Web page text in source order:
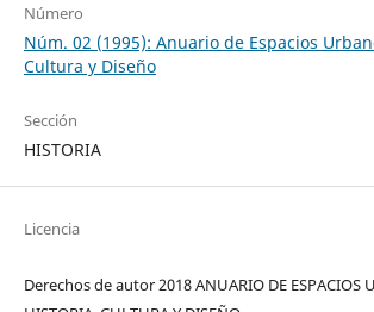
Número
Núm. 02 (1995): Anuario de Espacios
Cultura y Diseño
Sección
HISTORIA
Licencia
Derechos de autor 2018 ANUARIO DE ESPACIOS